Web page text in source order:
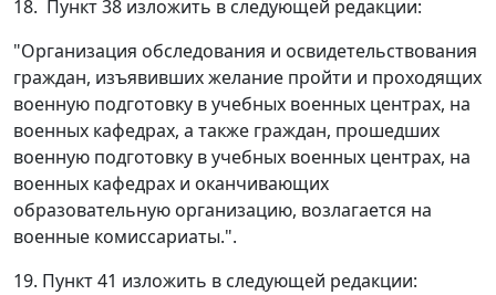
18. Пункт 38 изложить в следующей редакции:
"Организация обследования и освидетельствования
граждан, изъявивших желание пройти и проходящих
военную подготовку в учебных военных центрах, на
военных кафедрах, а также граждан, прошедших
военную подготовку в учебных военных центрах, на
военных кафедрах и оканчивающих
образовательную организацию, возлагается на
военные комиссариаты.".
19. Пункт 41 изложить в следующей редакции: